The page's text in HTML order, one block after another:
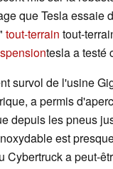
que Tesla essaie
tout-terrain tout-
tesla a testé
survol de l'usine
a permis
depuis les pneus
est
Cybertruck a peut-